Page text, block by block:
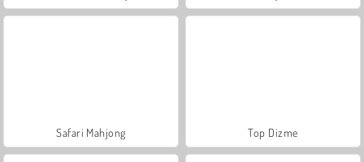
Safari Mahjong Top Dizme